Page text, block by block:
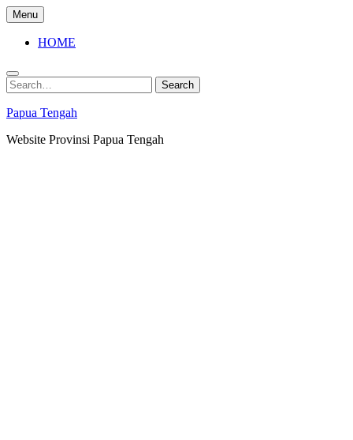
Skip
to
content
Menu
HOME
Search
for:
Search
Papua Tengah
Website Provinsi Papua Tengah